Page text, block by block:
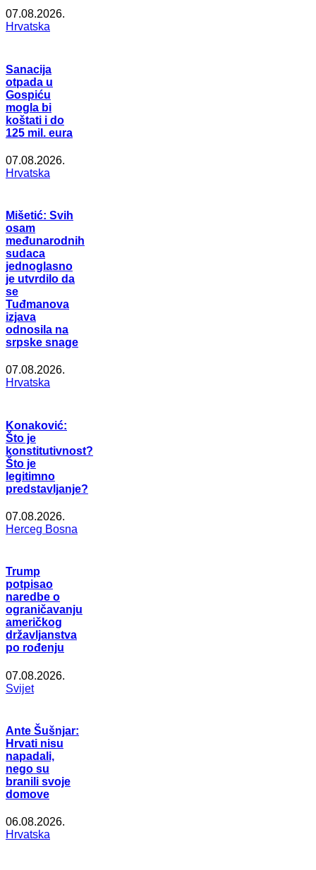
07.08.2026.
Hrvatska
Sanacija
otpada u
Gospiću
mogla bi
koštati i do
125 mil. eura
07.08.2026.
Hrvatska
Mišetić: Svih
osam
međunarodnih
sudaca
jednoglasno
je utvrdilo da
se
Tuđmanova
izjava
odnosila na
srpske snage
07.08.2026.
Hrvatska
Konaković:
Što je
konstitutivnost?
Što je
legitimno
predstavljanje?
07.08.2026.
Herceg Bosna
Trump
potpisao
naredbe o
ograničavanju
američkog
državljanstva
po rođenju
07.08.2026.
Svijet
Ante Šušnjar:
Hrvati nisu
napadali,
nego su
branili svoje
domove
06.08.2026.
Hrvatska